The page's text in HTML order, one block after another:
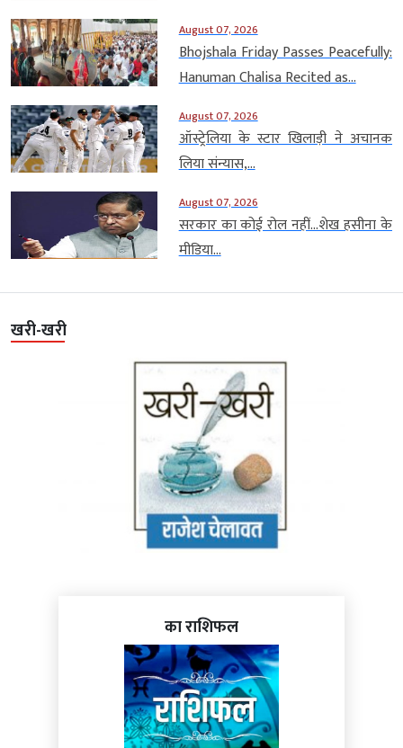
August 07, 2026
Bhojshala Friday Passes Peacefully:
Hanuman Chalisa Recited as...
August 07, 2026
ऑस्ट्रेलिया के स्टार खिलाड़ी ने अचानक
लिया संन्यास,...
August 07, 2026
सरकार का कोई रोल नहीं…शेख हसीना के
मीडिया...
खरी-खरी
का राशिफल